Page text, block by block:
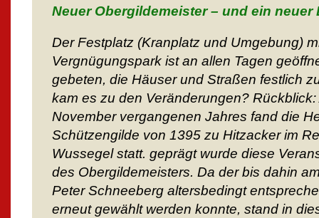
Neuer Obergildemeister – und ein
Der Festplatz (Kranplatz und Umgebung)
Vergnügungspark ist an allen Tagen
gebeten, die Häuser und Straßen festlich
kam es zu den Veränderungen?
November vergangenen Jahres fand die
Schützengilde von 1395 zu Hitzacker im
Wussegel statt. geprägt wurde diese
des Obergildemeisters. Da der bis dahin
Peter Schneeberg altersbedingt
erneut gewählt werden konnte, stand in